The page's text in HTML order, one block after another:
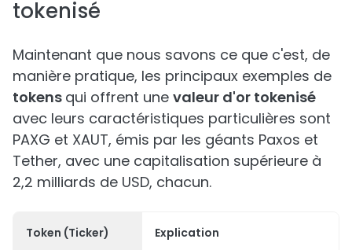
tokenisé
Maintenant que nous savons ce que c'est, de
manière pratique, les principaux exemples de
tokens qui offrent une valeur d'or tokenisé
avec leurs caractéristiques particulières sont
PAXG et XAUT, émis par les géants Paxos et
Tether, avec une capitalisation supérieure à
2,2 milliards de USD, chacun.
Token (Ticker) Explication